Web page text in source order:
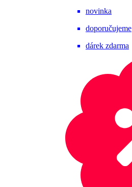
novinka
doporučujeme
dárek zdarma